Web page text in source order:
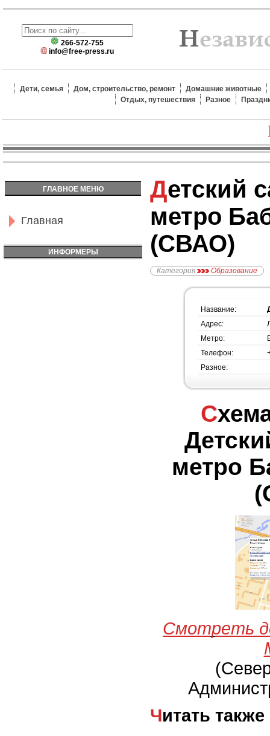
266-572-755
info@free-press.ru
Дети, семья Дом, строительство, ремонт
Домашние животные
Отдых, путешествия
Разное
ГЛАВНОЕ МЕНЮ
Главная
ИНФОРМЕРЫ
Детский сад №598,
метро
(СВАО)
Категория Образование
Название:
Адрес:
Метро:
Телефон:
Разное:
Схема проезда -
метро
Смотреть
Читать также